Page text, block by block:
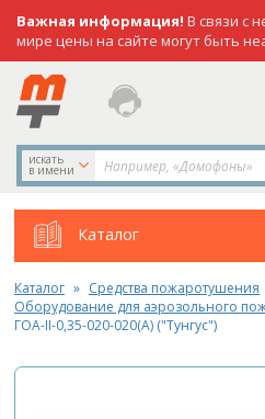
Важная информация! В связи с
мире цены на сайте могут быть
искать
в имени
Каталог
Каталог
Средства пожаротушения
Оборудование для аэрозольного
ГОА-II-0,35-020-020(А) ("Тунгус")